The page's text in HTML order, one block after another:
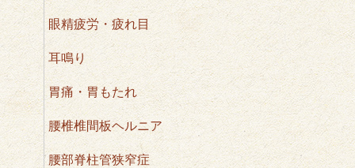
眼精疲労・疲れ目
耳鳴り
胃痛・胃もたれ
腰椎椎間板ヘルニア
腰部脊柱管狭窄症